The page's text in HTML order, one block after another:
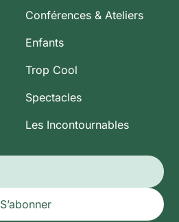
Conférences & Ateliers
Enfants
Trop Cool
Spectacles
Les Incontournables
S’abonner